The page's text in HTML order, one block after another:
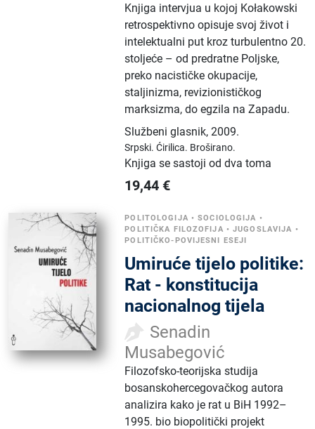
Knjiga intervjua u kojoj Kołakowski
retrospektivno opisuje svoj život i
intelektualni put kroz turbulentno 20.
stoljeće – od predratne Poljske,
preko nacističke okupacije,
staljinizma, revizionističkog
marksizma, do egzila na Zapadu.
Službeni glasnik,2009.
Srpski.Ćirilica. Broširano.
Knjiga se sastoji od dva toma
19,44 €
POLITOLOGIJA •SOCIOLOGIJA •
POLITIČKA FILOZOFIJA •JUGOSLAVIJA •
POLITIČKO-POVIJESNI ESEJI
Umiruće tijelo politike:
Rat - konstitucija
nacionalnog tijela
Senadin
Musabegović
Filozofsko-teorijska studija
bosanskohercegovačkog autora
analizira kako je rat u BiH 1992–
1995. bio biopolitički projekt